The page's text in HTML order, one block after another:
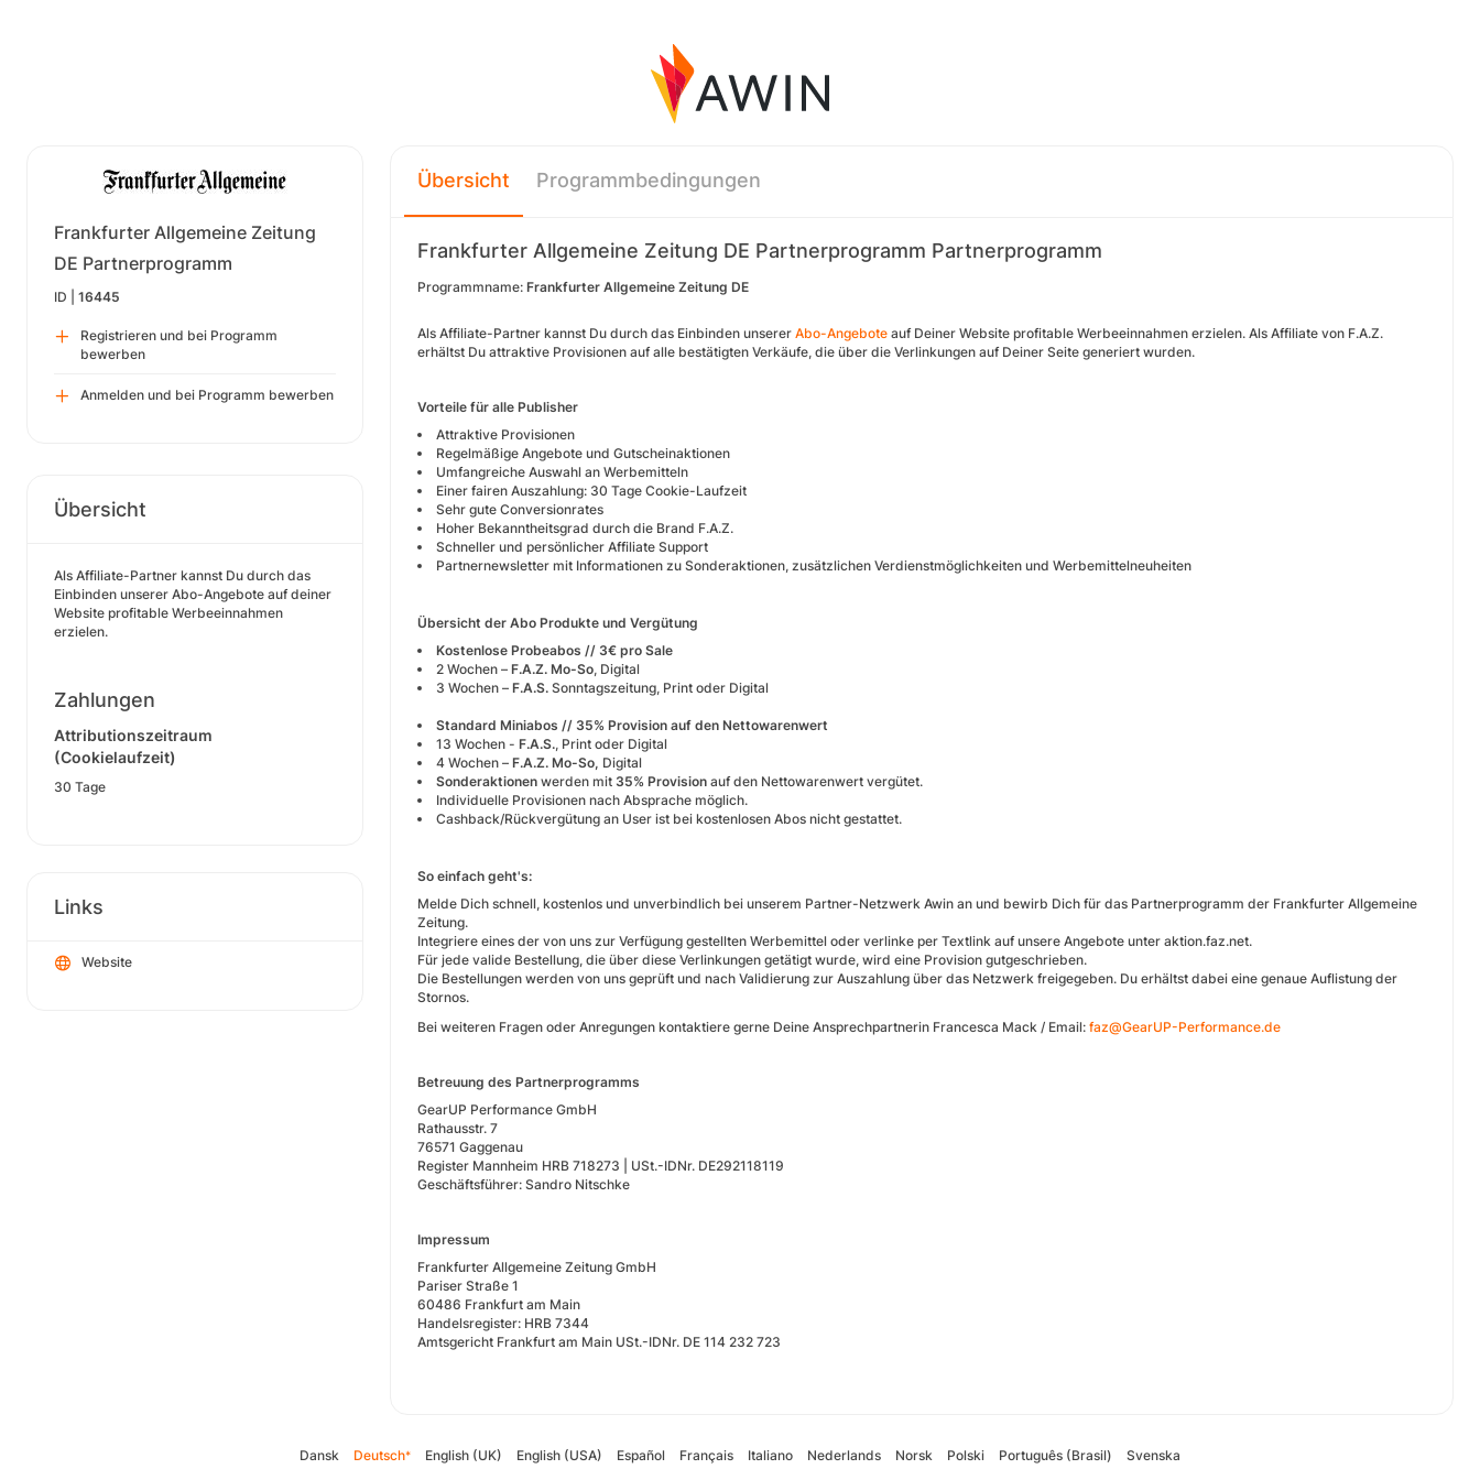
Frankfurter Allgemeine Zeitung
DE Partnerprogramm
ID | 16445
Registrieren und bei Programm
bewerben
Anmelden und bei Programm bewerben
Übersicht
Als Affiliate-Partner kannst Du durch das
Einbinden unserer Abo-Angebote auf deiner
Website profitable Werbeeinnahmen
erzielen.
Zahlungen
Attributionszeitraum
(Cookielaufzeit)
30 Tage
Links
Website
Übersicht Programmbedingungen
Frankfurter Allgemeine Zeitung DE Partnerprogramm Partnerprogramm
Programmname: Frankfurter Allgemeine Zeitung DE
Als Affiliate-Partner kannst Du durch das Einbinden unserer Abo-Angebote auf Deiner Website profitable Werbeeinnahmen erzielen. Als Affiliate von F.A.Z.
erhältst Du attraktive Provisionen auf alle bestätigten Verkäufe, die über die Verlinkungen auf Deiner Seite generiert wurden.
Vorteile für alle Publisher
Attraktive Provisionen
Regelmäßige Angebote und Gutscheinaktionen
Umfangreiche Auswahl an Werbemitteln
Einer fairen Auszahlung: 30 Tage Cookie-Laufzeit
Sehr gute Conversionrates
Hoher Bekanntheitsgrad durch die Brand F.A.Z.
Schneller und persönlicher Affiliate Support
Partnernewsletter mit Informationen zu Sonderaktionen, zusätzlichen Verdienstmöglichkeiten und Werbemittelneuheiten
Übersicht der Abo Produkte und Vergütung
Kostenlose Probeabos // 3€ pro Sale
2 Wochen – F.A.Z. Mo-So, Digital
3 Wochen – F.A.S. Sonntagszeitung, Print oder Digital
Standard Miniabos // 35% Provision auf den Nettowarenwert
13 Wochen - F.A.S., Print oder Digital
4 Wochen – F.A.Z. Mo-So, Digital
Sonderaktionen werden mit 35% Provision auf den Nettowarenwert vergütet.
Individuelle Provisionen nach Absprache möglich.
Cashback/Rückvergütung an User ist bei kostenlosen Abos nicht gestattet.
So einfach geht's:
Melde Dich schnell, kostenlos und unverbindlich bei unserem Partner-Netzwerk Awin an und bewirb Dich für das Partnerprogramm der Frankfurter Allgemeine
Zeitung.
Integriere eines der von uns zur Verfügung gestellten Werbemittel oder verlinke per Textlink auf unsere Angebote unter aktion.faz.net.
Für jede valide Bestellung, die über diese Verlinkungen getätigt wurde, wird eine Provision gutgeschrieben.
Die Bestellungen werden von uns geprüft und nach Validierung zur Auszahlung über das Netzwerk freigegeben. Du erhältst dabei eine genaue Auflistung der
Stornos.
Bei weiteren Fragen oder Anregungen kontaktiere gerne Deine Ansprechpartnerin Francesca Mack / Email: faz@GearUP-Performance.de
Betreuung des Partnerprogramms
GearUP Performance GmbH
Rathausstr. 7
76571 Gaggenau
Register Mannheim HRB 718273 | USt.-IDNr. DE292118119
Geschäftsführer: Sandro Nitschke
Impressum
Frankfurter Allgemeine Zeitung GmbH
Pariser Straße 1
60486 Frankfurt am Main
Handelsregister: HRB 7344
Amtsgericht Frankfurt am Main USt.-IDNr. DE 114 232 723
Dansk Deutsch* English (UK) English (USA) Español Français Italiano Nederlands Norsk Polski Português (Brasil) Svenska